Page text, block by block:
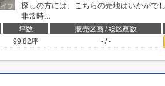
探しの方には、こちらの売地はいかがで
非常時...
坪数 販売区画 / 総区画数
99.82坪 - / -